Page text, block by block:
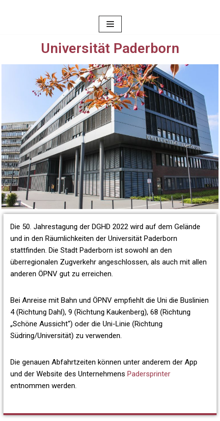
Universität Paderborn
Die 50. Jahrestagung der DGHD 2022 wird auf dem Gelände
und in den Räumlichkeiten der Universität Paderborn
stattfinden. Die Stadt Paderborn ist sowohl an den
überregionalen Zugverkehr angeschlossen, als auch mit allen
anderen ÖPNV gut zu erreichen.
Bei Anreise mit Bahn und ÖPNV empfiehlt die Uni die Buslinien
4 (Richtung Dahl), 9 (Richtung Kaukenberg), 68 (Richtung
„Schöne Aussicht“) oder die Uni-Linie (Richtung
Südring/Universität) zu verwenden.
Die genauen Abfahrtzeiten können unter anderem der App
und der Website des Unternehmens Padersprinter
entnommen werden.